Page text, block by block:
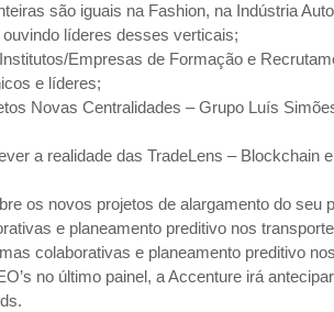
são iguais na Fashion, na Indústria
líderes desses verticais;
Empresas de Formação e
e líderes;
Novas Centralidades – Grupo Luís
a realidade das TradeLens – Blockchain
os novos projetos de alargamento do seu
e planeamento preditivo nos
colaborativas e planeamento preditivo
no último painel, a Accenture irá